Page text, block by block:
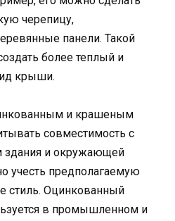
черепицу,
панели. Такой
более теплый и
крыши.
и крашеным
совместимость с
и окружающей
учесть предполагаемую
стиль. Оцинкованный
в промышленном и